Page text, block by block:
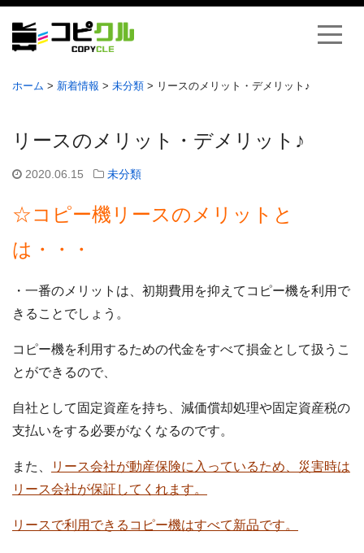
ホーム > 新着情報 > 未分類 > リースのメリット・デメリット♪
リースのメリット・デメリット♪
2020.06.15 未分類
☆コピー機リースのメリットと
は・・・
・一番のメリットは、初期費用を抑えてコピー機を利用で
きることでしょう。
コピー機を利用するための代金をすべて損金として扱うこ
とができるので、
自社として固定資産を持ち、減価償却処理や固定資産税の
支払いをする必要がなくなるのです。
また、
リース会社が動産保険に入っているため、災害時は
リース会社が保証してくれます。
リースで利用できるコピー機はすべて新品です。